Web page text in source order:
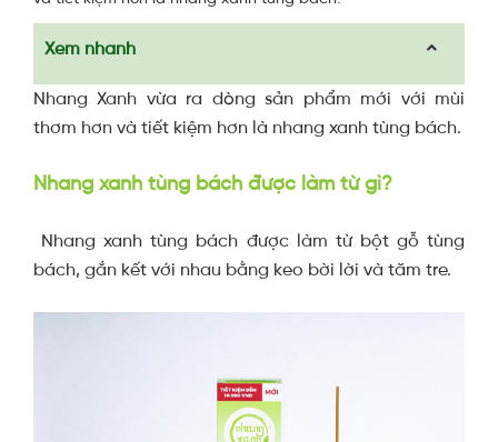
Xem nhanh
Nhang Xanh vừa ra dòng sản phẩm mới với mùi
thơm hơn và tiết kiệm hơn là nhang xanh tùng bách.
Nhang xanh tùng bách được làm từ gì?
Nhang xanh tùng bách được làm từ bột gỗ tùng
bách, gắn kết với nhau bằng keo bời lời và tăm tre.